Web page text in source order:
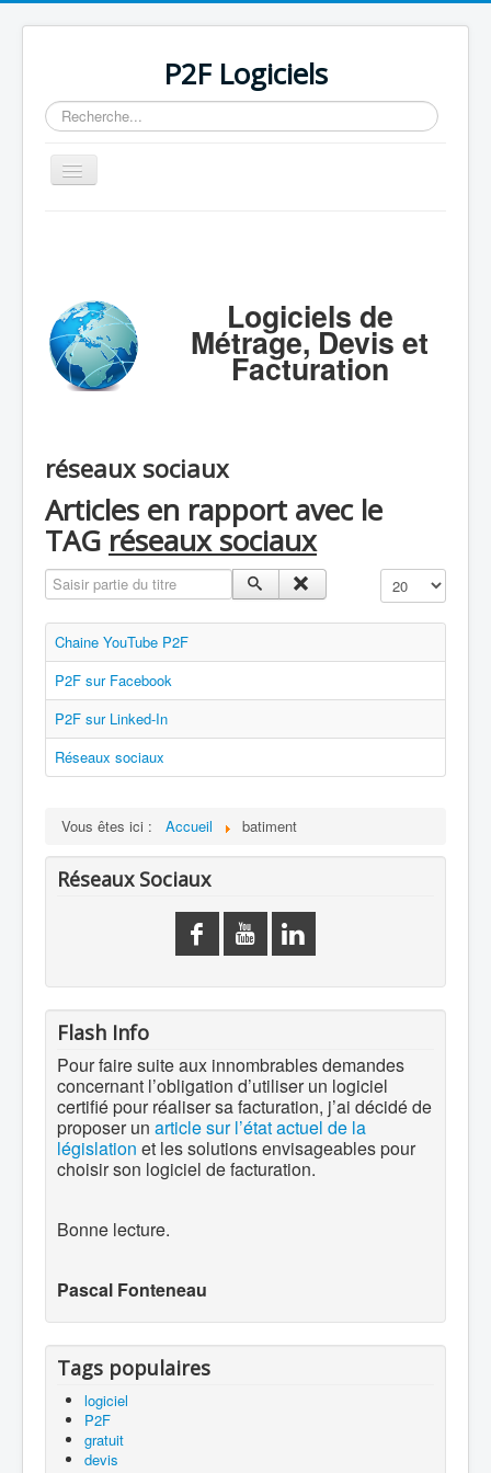
P2F Logiciels
Rechercher
Basculer
la
Support
Tarifs/Acheter
Contact / Mail / Liens
Logiciels de
Métrage, Devis et
Facturation
réseaux sociaux
Articles en rapport avec le
TAG réseaux sociaux
Saisir partie du titre Affichage #
Chaine YouTube P2F
P2F sur Facebook
P2F sur Linked-In
Réseaux sociaux
Vous êtes ici : Accueil batiment
Réseaux Sociaux
Flash Info
Pour faire suite aux innombrables demandes
concernant l’obligation d’utiliser un logiciel
certifié pour réaliser sa facturation, j’ai décidé de
proposer un article sur l’état actuel de la
législation et les solutions envisageables pour
choisir son logiciel de facturation.
Bonne lecture.
Pascal Fonteneau
Tags populaires
logiciel
P2F
gratuit
devis